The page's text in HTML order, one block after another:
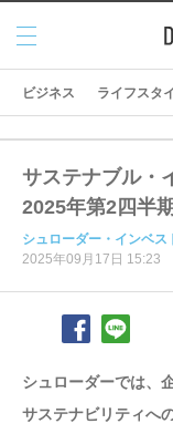
メニ
ュー
ビジネス ライフスタ
サステナブル・
2025年第2四半期
シュローダー・インベ
2025年09月17日 15:23
シュローダーでは、
サステナビリティへ